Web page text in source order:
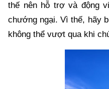
thế nên hỗ trợ và động
chướng ngại. Vì thế, hãy
không thể vượt qua khi